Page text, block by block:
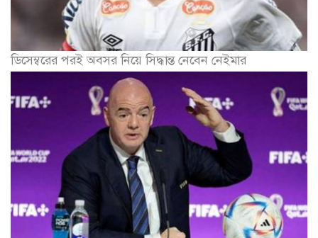
ডিসেম্বরের পরই অবসর নিয়ে সিদ্ধান্ত নেবেন নেইমার